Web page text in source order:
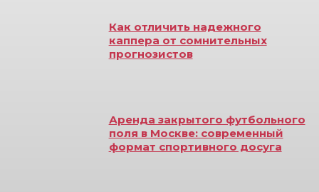
Как отличить надежного
каппера от сомнительных
прогнозистов
Аренда закрытого футбольного
поля в Москве: современный
формат спортивного досуга